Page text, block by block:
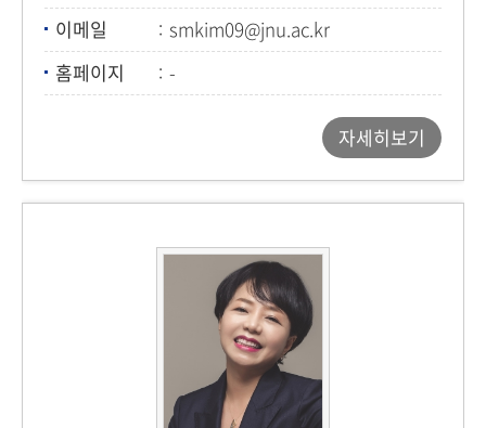
이메일
smkim09@jnu.ac.kr
홈페이지
-
자세히보기